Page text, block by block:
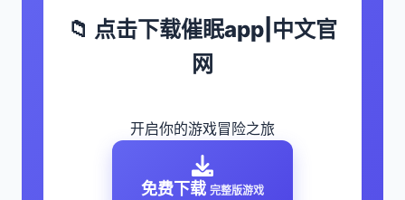
📁 点击下载催眠app|中文官
网
开启你的游戏冒险之旅
免费下载 完整版游戏